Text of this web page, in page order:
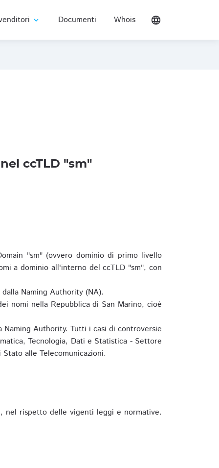
expand_more Documenti Whois language
ccTLD "sm"
"sm" (ovvero dominio di primo livello
a dominio all'interno del ccTLD "sm", con
Naming Authority (NA).
nomi nella Repubblica di San Marino, cioè
Authority. Tutti i casi di controversie
Tecnologia, Dati e Statistica - Settore
alle Telecomunicazioni.
nel rispetto delle vigenti leggi e normative.